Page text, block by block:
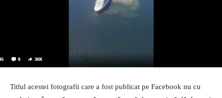
Titlul acestei fotografii care a fost publicat pe Facebook nu cu